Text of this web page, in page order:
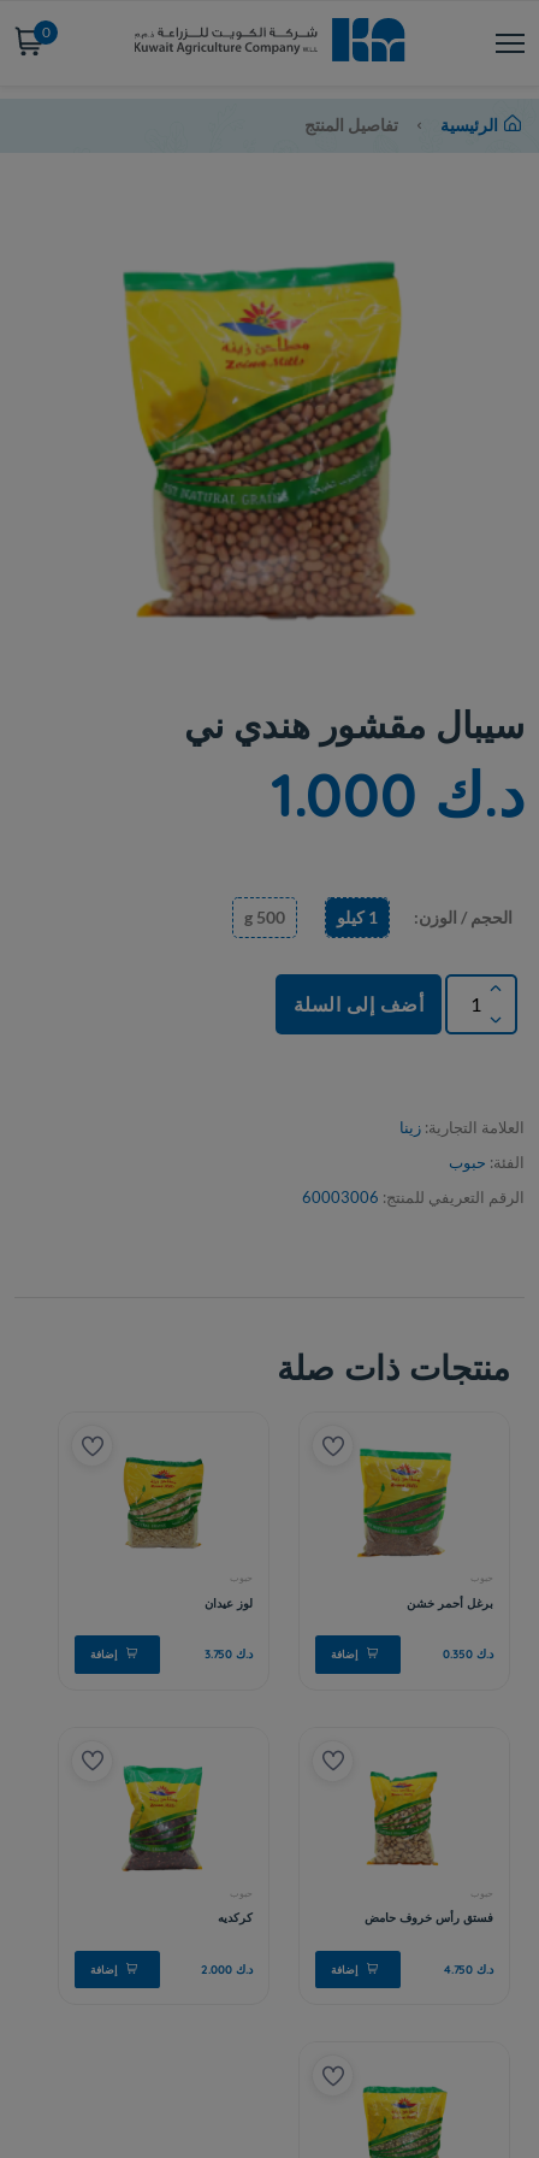
0
الرئيسية تفاصيل المنتج
سيبال مقشور هندي ني
د.ك 1.000
الحجم / الوزن: 1 كيلو 500 g
أضف إلى السلة
العلامة التجارية: زينا
الفئة: حبوب
الرقم التعريفي للمنتج: 60003006
منتجات ذات صلة